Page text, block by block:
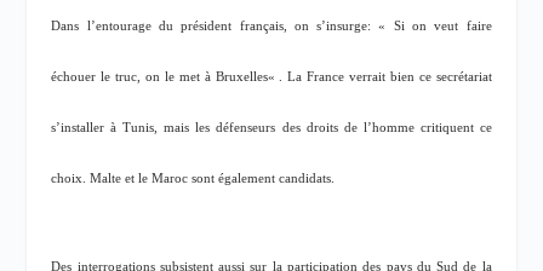
Dans l’entourage du président français, on s’insurge: « Si on veut faire
échouer le truc, on le met à Bruxelles« . La France verrait bien ce secrétariat
s’installer à Tunis, mais les défenseurs des droits de l’homme critiquent ce
choix. Malte et le Maroc sont également candidats.
Des interrogations subsistent aussi sur la participation des pays du Sud de la